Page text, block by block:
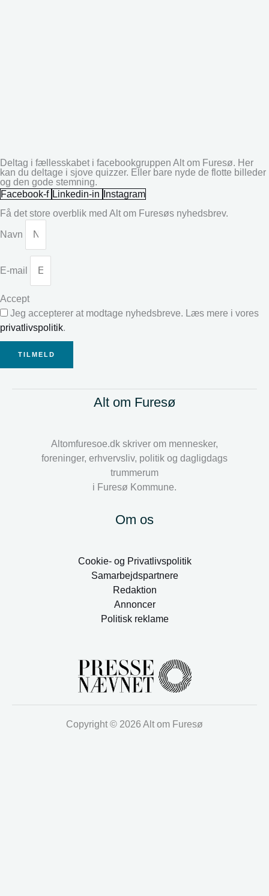
Deltag i fællesskabet i facebookgruppen Alt om Furesø. Her
kan du deltage i sjove quizzer. Eller bare nyde de flotte billeder
og den gode stemning.
Facebook-f Linkedin-in
Instagram
Få det store overblik med Alt om Furesøs nyhedsbrev.
Navn
E-mail
Accept
Jeg accepterer at modtage nyhedsbreve. Læs mere i vores
privatlivspolitik.
TILMELD
Alt om Furesø
Altomfuresoe.dk skriver om mennesker,
foreninger, erhvervsliv, politik og dagligdags
trummerum
i Furesø Kommune.
Om os
Cookie- og Privatlivspolitik
Samarbejdspartnere
Redaktion
Annoncer
Politisk reklame
Copyright © 2026 Alt om Furesø